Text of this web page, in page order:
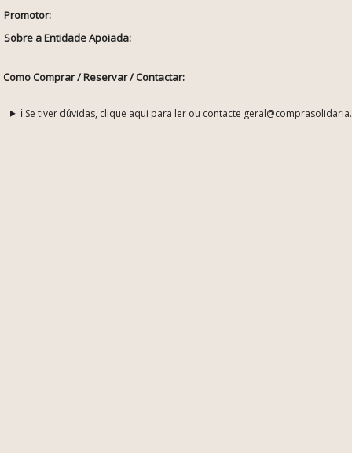
Promotor:
Sobre a Entidade Apoiada:
Como Comprar / Reservar / Contactar:
ℹ️ Se tiver dúvidas, clique aqui para ler ou contacte